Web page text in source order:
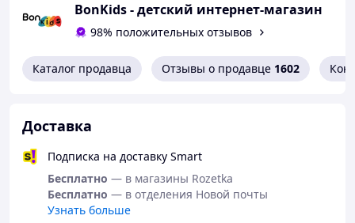
BonKids - детский интернет-магазин
98% положительных отзывов
Каталог продавца Отзывы о продавце 1602
Доставка
Подписка на доставку Smart
Бесплатно — в магазины Rozetka
Бесплатно — в отделения Новой почты
Узнать больше